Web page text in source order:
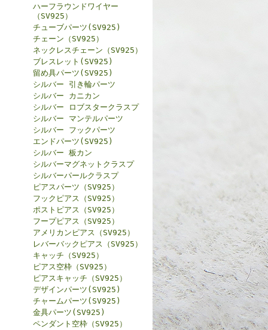
ハーフラウンドワイヤー
（SV925）
チューブパーツ(SV925)
チェーン（SV925）
ネックレスチェーン（SV925）
ブレスレット(SV925)
留め具パーツ(SV925)
シルバー 引き輪パーツ
シルバー カニカン
シルバー ロブスタークラスプ
シルバー マンテルパーツ
シルバー フックパーツ
エンドパーツ(SV925)
シルバー 板カン
シルバーマグネットクラスプ
シルバーパールクラスプ
ピアスパーツ（SV925）
フックピアス（SV925）
ポストピアス（SV925）
フープピアス（SV925）
アメリカンピアス（SV925）
レバーバックピアス（SV925）
キャッチ（SV925）
ピアス空枠（SV925）
ピアスキャッチ（SV925）
デザインパーツ(SV925)
チャームパーツ(SV925)
金具パーツ(SV925)
ペンダント空枠（SV925）